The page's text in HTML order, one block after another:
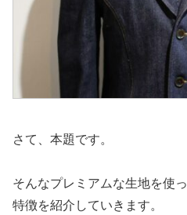
さて、本題です。
そんなプレミアムな生地を使
特徴を紹介していきます。